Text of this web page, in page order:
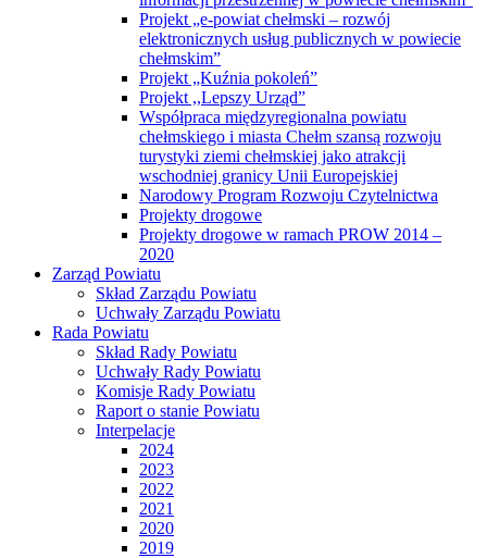
Projekt „e-powiat chełmski – rozwój
elektronicznych usług publicznych w powiecie
chełmskim”
Projekt „Kuźnia pokoleń”
Projekt ,,Lepszy Urząd”
Współpraca międzyregionalna powiatu
chełmskiego i miasta Chełm szansą rozwoju
turystyki ziemi chełmskiej jako atrakcji
wschodniej granicy Unii Europejskiej
Narodowy Program Rozwoju Czytelnictwa
Projekty drogowe
Projekty drogowe w ramach PROW 2014 –
2020
Zarząd Powiatu
Skład Zarządu Powiatu
Uchwały Zarządu Powiatu
Rada Powiatu
Skład Rady Powiatu
Uchwały Rady Powiatu
Komisje Rady Powiatu
Raport o stanie Powiatu
Interpelacje
2024
2023
2022
2021
2020
2019